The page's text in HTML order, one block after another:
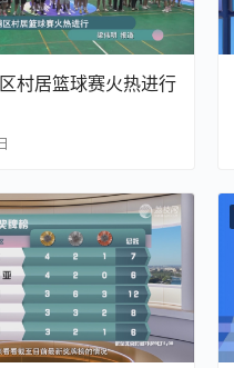
村居篮球赛火热进行